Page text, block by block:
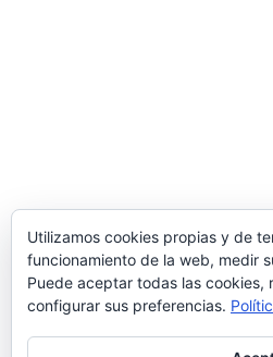
Utilizamos cookies propias y de
funcionamiento de la web, medir
Puede aceptar todas las cookies,
configurar sus preferencias.